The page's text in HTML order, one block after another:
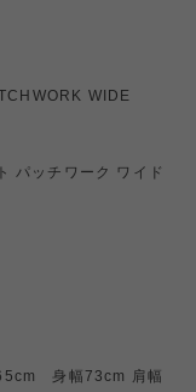
WIDE
パッチワーク ワイド
身幅73cm 肩幅